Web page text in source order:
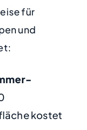
für
und
kostet